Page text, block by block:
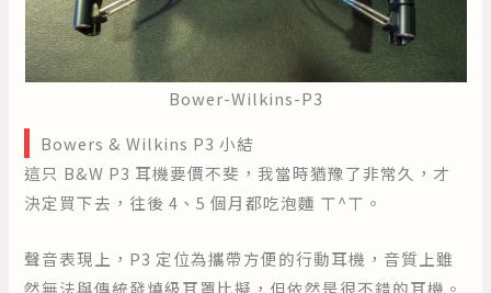
Bower-Wilkins-P3
Bowers & Wilkins P3 小結
這只 B&W P3 耳機要價不斐，我當時猶豫了非常久，才
決定買下去，往後 4、5 個月都吃泡麵 ㄒ^ㄒ。
聲音表現上，P3 定位為攜帶方便的行動耳機，音質上雖
然無法與傳統發燒級耳罩比擬，但依然是很不錯的耳機。